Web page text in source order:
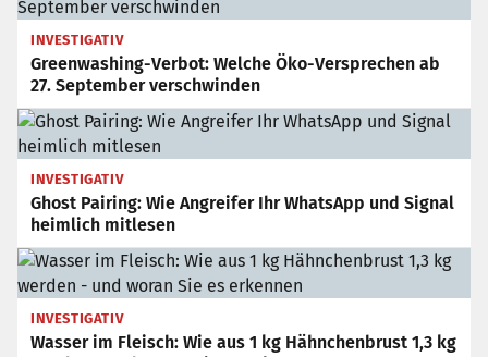
INVESTIGATIV
Greenwashing-Verbot: Welche Öko-Versprechen ab
27. September verschwinden
INVESTIGATIV
Ghost Pairing: Wie Angreifer Ihr WhatsApp und Signal
heimlich mitlesen
INVESTIGATIV
Wasser im Fleisch: Wie aus 1 kg Hähnchenbrust 1,3 kg